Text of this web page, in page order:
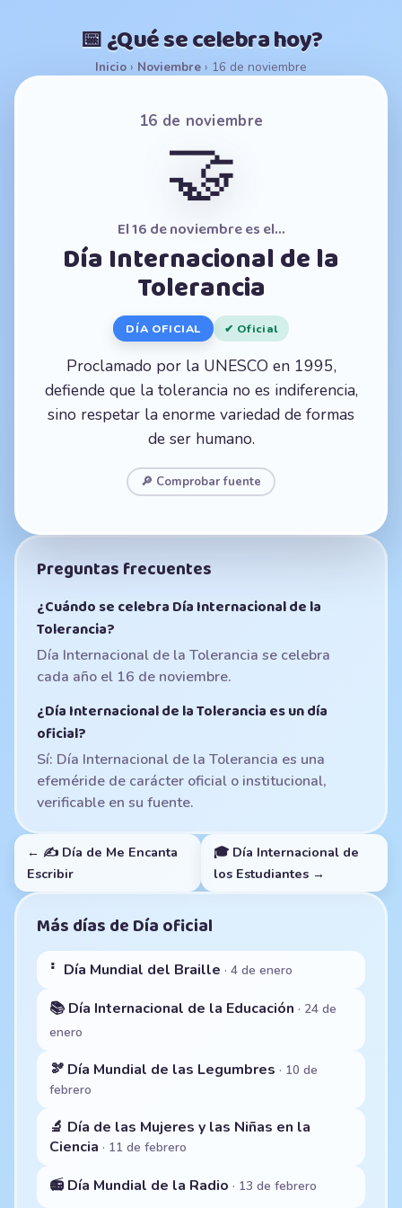
📅 ¿Qué se celebra hoy?
Inicio › Noviembre › 16 de noviembre
16 de noviembre
🤝
El 16 de noviembre es el…
Día Internacional de la
Tolerancia
DÍA OFICIAL ✔ Oficial
Proclamado por la UNESCO en 1995,
defiende que la tolerancia no es indiferencia,
sino respetar la enorme variedad de formas
de ser humano.
🔎 Comprobar fuente
Preguntas frecuentes
¿Cuándo se celebra Día Internacional de la
Tolerancia?
Día Internacional de la Tolerancia se celebra
cada año el 16 de noviembre.
¿Día Internacional de la Tolerancia es un día
oficial?
Sí: Día Internacional de la Tolerancia es una
efeméride de carácter oficial o institucional,
verificable en su fuente.
← ✍️ Día de Me Encanta
Escribir
🎓 Día Internacional de
los Estudiantes →
Más días de Día oficial
⠃ Día Mundial del Braille · 4 de enero
📚 Día Internacional de la Educación · 24 de
enero
🫘 Día Mundial de las Legumbres · 10 de
febrero
🔬 Día de las Mujeres y las Niñas en la
Ciencia · 11 de febrero
📻 Día Mundial de la Radio · 13 de febrero